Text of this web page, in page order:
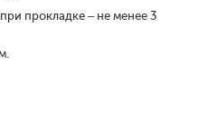
прокладке – не менее 3